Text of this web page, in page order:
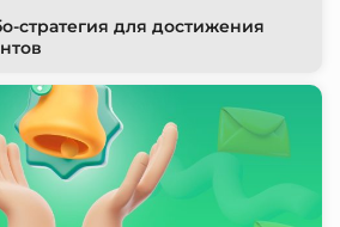
стратегия для достижения